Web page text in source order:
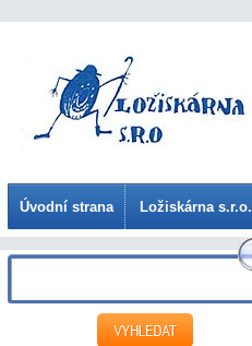
Úvodní strana Ložiskárna s.r.o.